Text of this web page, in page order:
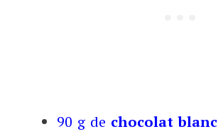
90 g de chocolat blanc